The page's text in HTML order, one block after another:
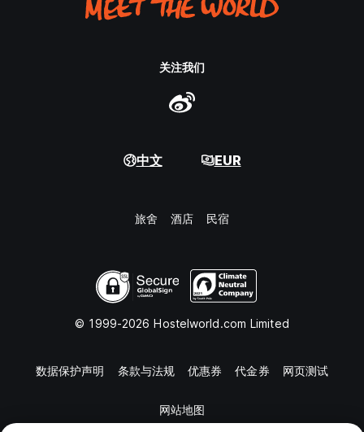
关注我们
中文 EUR
旅舍 酒店 民宿
© 1999-2026 Hostelworld.com Limited
数据保护声明 条款与法规 优惠券 代金券 网页测试
网站地图